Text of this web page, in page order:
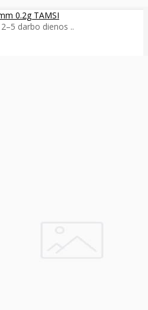
0.2g TAMSI
darbo dienos ..